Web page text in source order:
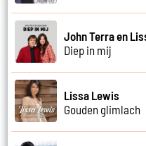
John Terra en
Diep in mij
Lissa Lewis
Gouden glimlach